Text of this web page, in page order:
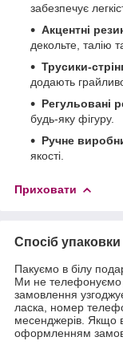
забезпечує
Акцентні
декольте, талію
Трусики-
додають
Регульовані
будь-яку фігуру.
Ручне
якості.
Приховати
Спосіб упаковки
Пакуємо в білу
Ми не телефонуємо
замовлення
ласка, номер
месенджерів. Якщо
оформленням